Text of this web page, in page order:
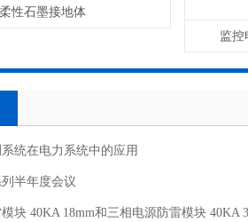
柔性石墨接地体
监控
统在电力系统中的应用
半年度会议
块 40KA 18mm和三相电源防雷模块 40KA